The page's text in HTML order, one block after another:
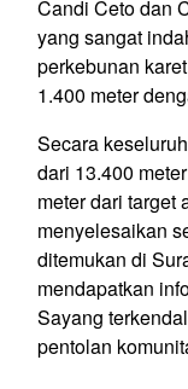
Candi Ceto dan
yang sangat
perkebunan
1.400 meter
Secara
dari 13.400
meter dari target
menyelesaikan
ditemukan di
mendapatkan
Sayang
pentolan